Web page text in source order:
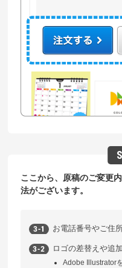
ここから、原稿のご変更
法がございます。
お電話番号やご住
ロゴの差替えや追
Adobe Illustrator